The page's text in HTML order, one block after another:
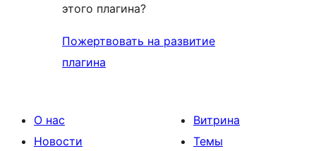
этого плагина?
Пожертвовать на развитие
плагина
О нас
Новости
Витрина
Темы